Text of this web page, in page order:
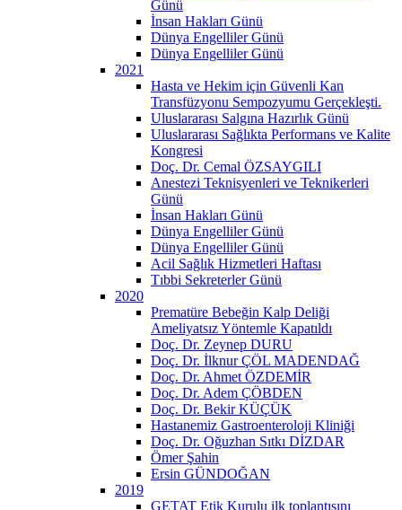
Günü
İnsan Hakları Günü
Dünya Engelliler Günü
Dünya Engelliler Günü
2021
Hasta ve Hekim için Güvenli Kan
Transfüzyonu Sempozyumu Gerçekleşti.
Uluslararası Salgına Hazırlık Günü
Uluslararası Sağlıkta Performans ve Kalite
Kongresi
Doç. Dr. Cemal ÖZSAYGILI
Anestezi Teknisyenleri ve Teknikerleri
Günü
İnsan Hakları Günü
Dünya Engelliler Günü
Dünya Engelliler Günü
Acil Sağlık Hizmetleri Haftası
Tıbbi Sekreterler Günü
2020
Prematüre Bebeğin Kalp Deliği
Ameliyatsız Yöntemle Kapatıldı
Doç. Dr. Zeynep DURU
Doç. Dr. İlknur ÇÖL MADENDAĞ
Doç. Dr. Ahmet ÖZDEMİR
Doç. Dr. Adem ÇÖBDEN
Doç. Dr. Bekir KÜÇÜK
Hastanemiz Gastroenteroloji Kliniği
Doç. Dr. Oğuzhan Sıtkı DİZDAR
Ömer Şahin
Ersin GÜNDOĞAN
2019
GETAT Etik Kurulu ilk toplantısını